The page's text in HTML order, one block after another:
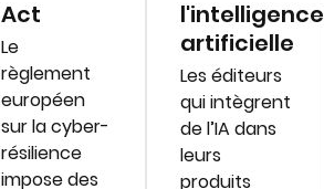
Act
Le
règlement
européen
sur la cyber-
résilience
impose des
l'intelligence
artificielle
Les éditeurs
qui intègrent
de l’IA dans
leurs
produits